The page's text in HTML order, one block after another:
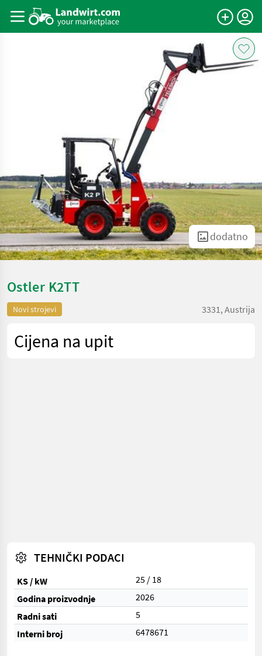
dodatno
Ostler K2TT
Novi strojevi 3331, Austrija
Cijena na upit
TEHNIČKI PODACI
KS / kW
25 / 18
Godina proizvodnje
2026
Radni sati
5
Interni broj
6478671